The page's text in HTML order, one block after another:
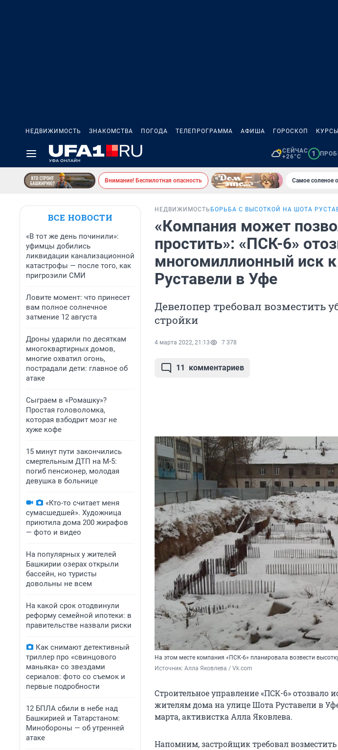
НЕДВИЖИМОСТЬ ЗНАКОМСТВА ПОГОДА ТЕЛЕПРОГРАММА АФИША ГОРОСКОП
СЕЙЧАС
+26°C
1
Внимание! Беспилотная опасность Самое соленое
ВСЕ НОВОСТИ
«В тот же день починили»:
уфимцы добились
ликвидации канализационной
катастрофы — после того, как
пригрозили СМИ
Ловите момент: что принесет
вам полное солнечное
затмение 12 августа
Дроны ударили по десяткам
многоквартирных домов,
многие охватил огонь,
пострадали дети: главное об
атаке
Сыграем в «Ромашку»?
Простая головоломка,
которая взбодрит мозг не
хуже кофе
15 минут пути закончились
смертельным ДТП на М-5:
погиб пенсионер, молодая
девушка в больнице
«Кто-то считает меня
сумасшедшей». Художница
приютила дома 200 жирафов
— фото и видео
На популярных у жителей
Башкирии озерах открыли
бассейн, но туристы
довольны не всем
На какой срок отодвинули
реформу семейной ипотеки: в
правительстве назвали риски
Как снимают детективный
триллер про «свинцового
маньяка» со звездами
сериалов: фото со съемок и
первые подробности
12 БПЛА сбили в небе над
Башкирией и Татарстаном:
Минобороны — об утренней
атаке
НЕДВИЖИМОСТЬ БОРЬБА С ВЫСОТКОЙ НА ШОТА
«Компания может
простить»: «ПСК-6»
многомиллионный иск
Руставели в Уфе
Девелопер требовал возместить
стройки
4 марта 2022, 21:13 7 378
11 комментариев
На этом месте компания «ПСК-6» планировала возвести
Источник: Алла Яковлева / Vk.com
Строительное управление «ПСК-6» отозвало
жителям дома на улице Шота Руставели в
марта, активистка Алла Яковлева.
Напомним, застройщик требовал